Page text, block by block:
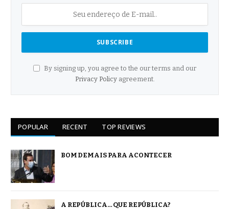
By signing up, you agree to the our terms and our
Privacy Policyagreement.
POPULAR RECENT TOP REVIEWS
BOM DEMAIS PARA ACONTECER
A REPÚBLICA… QUE REPÚBLICA?